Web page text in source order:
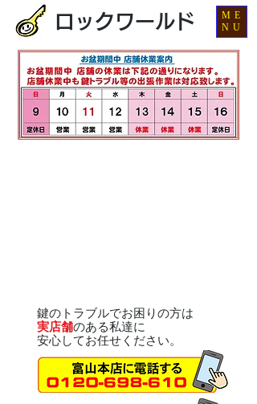
ロックワールド
鍵のトラブルでお困りの方は
実店舗のある私達に
安心してお任せください。
ME
NU